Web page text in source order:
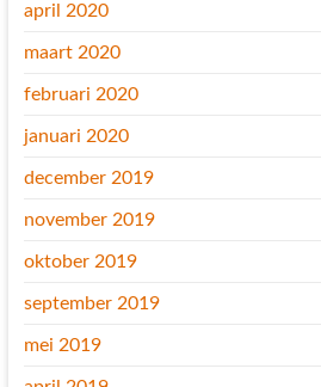
april 2020
maart 2020
februari 2020
januari 2020
december 2019
november 2019
oktober 2019
september 2019
mei 2019